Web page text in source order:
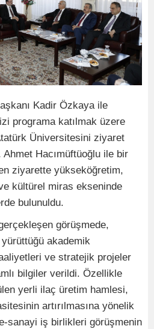
Kadir Özkaya ile
programa katılmak üzere
Üniversitesini ziyaret
Hacımüftüoğlu ile bir
ziyarette yükseköğretim,
kültürel miras ekseninde
bulunuldu.
görüşmede,
akademik
ve stratejik projeler
bilgiler verildi. Özellikle
yerli ilaç üretim hamlesi,
artırılmasına yönelik
sanayi iş birlikleri görüşmenin